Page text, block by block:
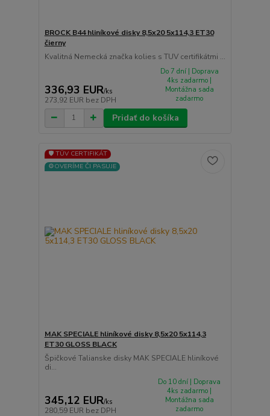
BROCK B44 hliníkové disky 8,5x20 5x114,3 ET30
čierny
Kvalitná Nemecká značka kolies s TUV certifikátmi ...
336,93 EUR/ks
273,92 EUR bez DPH
Do 7 dní | Doprava
4ks zadarmo |
Montážna sada
zadarmo
Pridať do košíka
🛡️ TÜV CERTIFIKÁT
⚙️OVERÍME ČI PASUJE
MAK SPECIALE hliníkové disky 8,5x20 5x114,3
ET30 GLOSS BLACK
Špičkové Talianske disky MAK SPECIALE hliníkové
di...
345,12 EUR/ks
280,59 EUR bez DPH
Do 10 dní | Doprava
4ks zadarmo |
Montážna sada
zadarmo